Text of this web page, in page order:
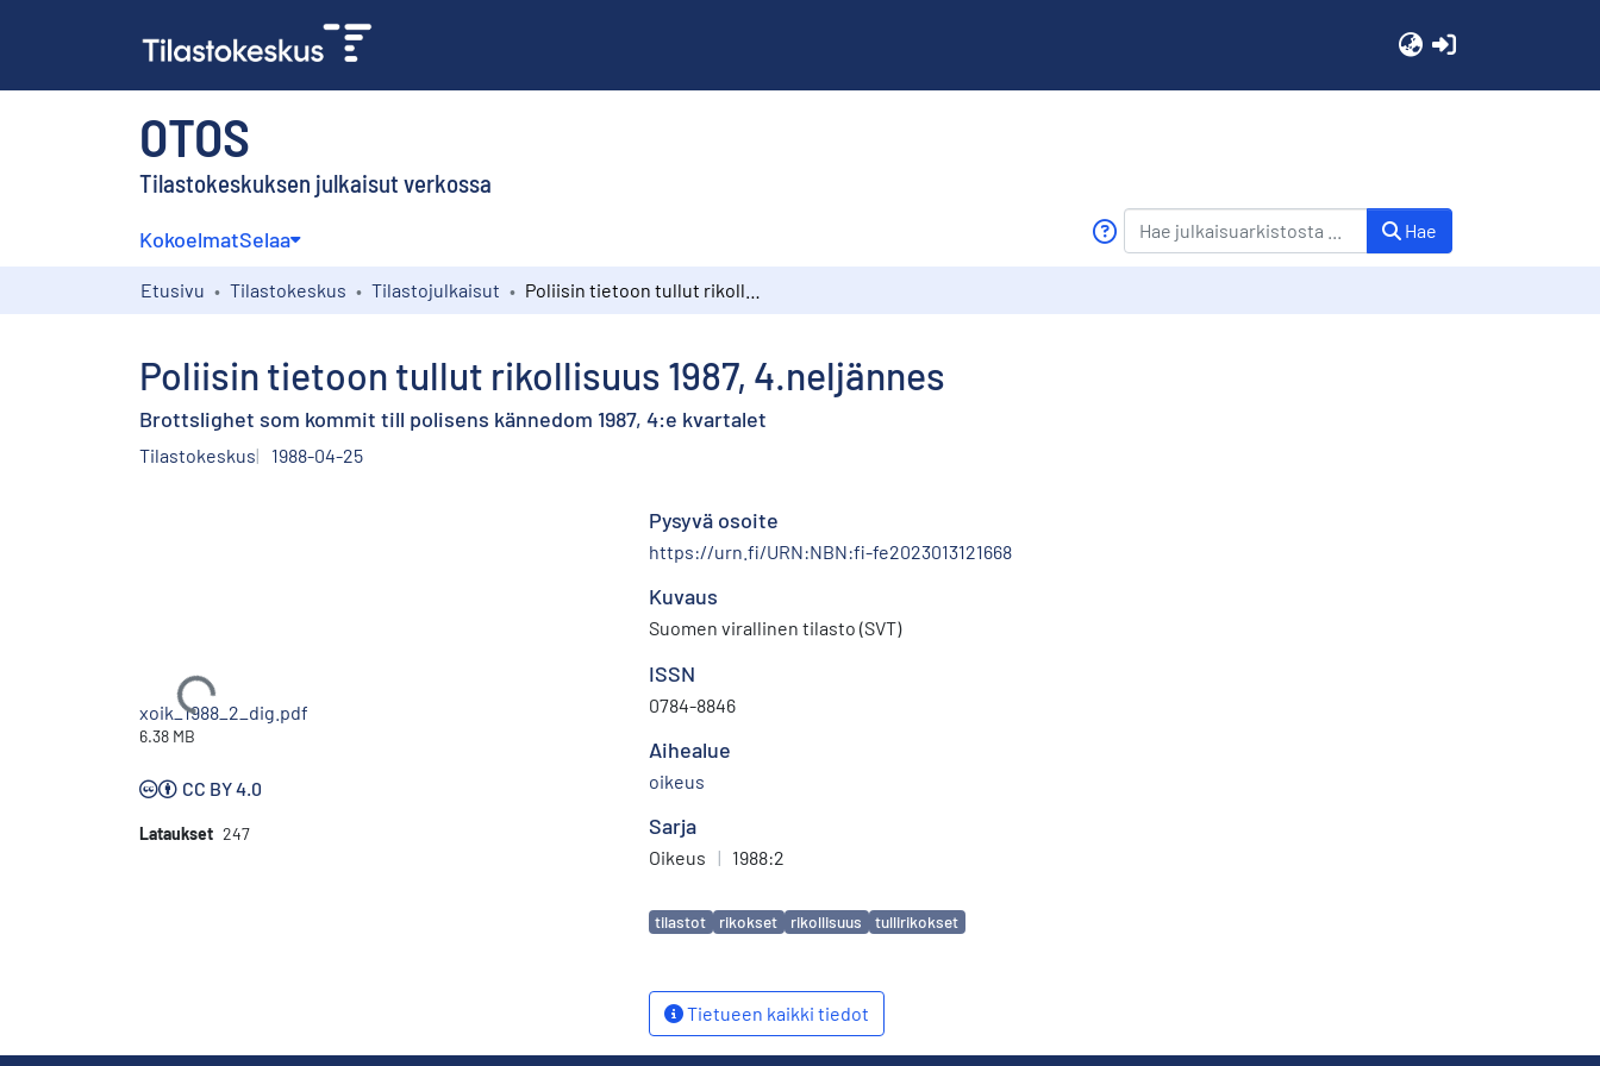
OTOS
Tilastokeskuksen julkaisut verkossa
KokoelmatSelaa Hae
Etusivu Tilastokeskus Tilastojulkaisut
Poliisin tietoon tullut rikollisuus 1987, 4.neljännes
Brottslighet som kommit till polisens kännedom 1987, 4:e kvartalet
Tilastokeskus 1988-04-25
Ladataan...
xoik_1988_2_dig.pdf
6.38 MB
CC BY 4.0
Lataukset 247
Pysyvä osoite
https://urn.fi/URN:NBN:fi-fe2023013121668
Kuvaus
Suomen virallinen tilasto (SVT)
ISSN
0784-8846
Aihealue
oikeus
Sarja
Oikeus | 1988:2
Avainsanat
tilastot rikokset rikollisuus tullirikokset
Tietueen kaikki tiedot